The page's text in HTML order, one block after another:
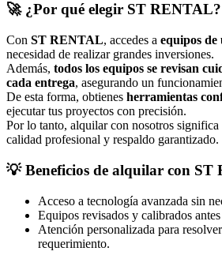
🚀 ¿Por qué elegir ST RENTAL?
Con ST RENTAL, accedes a equipos de
necesidad de realizar grandes inversiones.
Además, todos los equipos se revisan
cada entrega, asegurando un
De esta forma, obtienes herramientas
ejecutar tus proyectos con precisión.
Por lo tanto, alquilar con nosotros significa
calidad profesional y respaldo garantizado.
💡 Beneficios de alquilar con ST
Acceso a tecnología avanzada sin
Equipos revisados y calibrados
Atención personalizada para
requerimiento.